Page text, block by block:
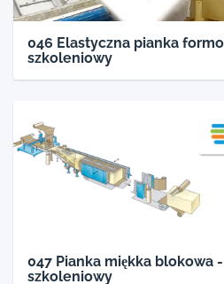
046 Elastyczna pianka
szkoleniowy
047 Pianka miękka blokowa
szkoleniowy